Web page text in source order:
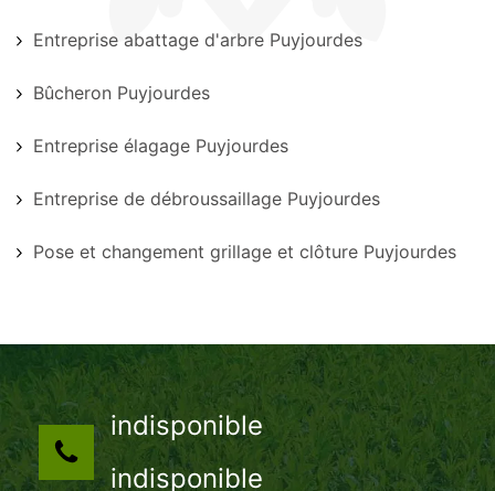
Entreprise abattage d'arbre Puyjourdes
Bûcheron Puyjourdes
Entreprise élagage Puyjourdes
Entreprise de débroussaillage Puyjourdes
Pose et changement grillage et clôture Puyjourdes
indisponible
indisponible